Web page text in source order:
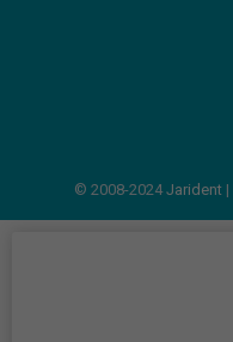
© 2008-2024Jarident |